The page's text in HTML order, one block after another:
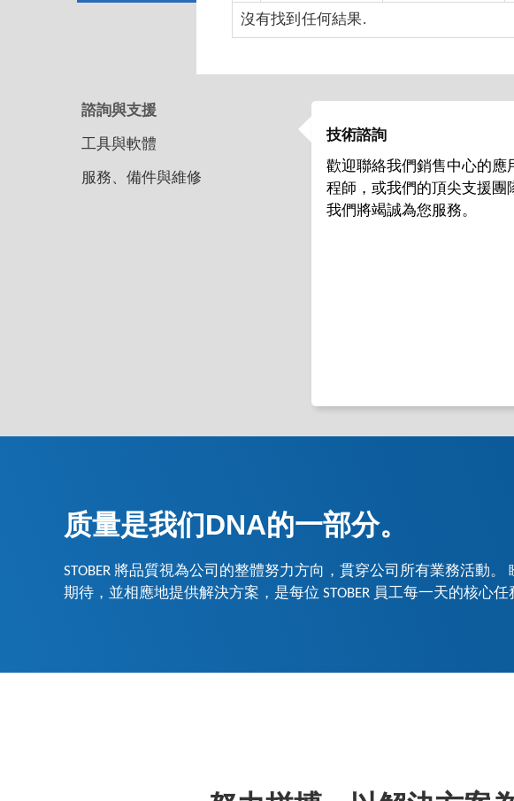
沒有找到任何結果.
諮詢與支援
工具與軟體
服務、備件與維修
技術諮詢
歡迎聯絡我們銷售中心的應
程師，或我們的頂尖支援團
我們將竭誠為您服務。
质量是我们DNA的一部分。
STOBER 將品質視為公司的整體努力方向，貫穿公司所有業務活動。
期待，並相應地提供解決方案，是每位 STOBER 員工每一天的核心任